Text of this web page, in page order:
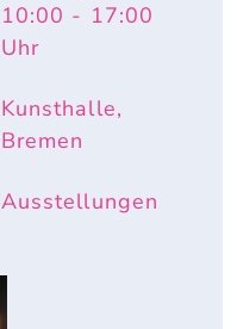
10:00 - 17:00
Uhr
Kunsthalle,
Bremen
Ausstellungen